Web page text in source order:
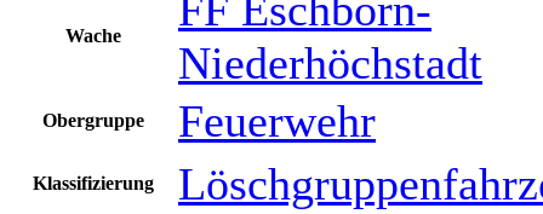
Wache
Niederhöchstadt
Obergruppe Feuerwehr
Klassifizierung